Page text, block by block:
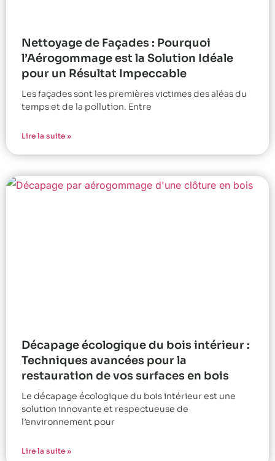
Nettoyage de Façades : Pourquoi
l’Aérogommage est la Solution Idéale
pour un Résultat Impeccable
Les façades sont les premières victimes des aléas du
temps et de la pollution. Entre
Lire la suite »
Décapage écologique du bois intérieur :
Techniques avancées pour la
restauration de vos surfaces en bois
Le décapage écologique du bois intérieur est une
solution innovante et respectueuse de
l’environnement pour
Lire la suite »